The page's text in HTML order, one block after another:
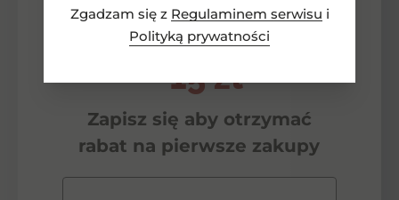
Zgadzam się z Regulaminem serwisu i
Polityką prywatności
Newsletter
-15 zł
Zapisz się aby otrzymać
rabat na pierwsze zakupy